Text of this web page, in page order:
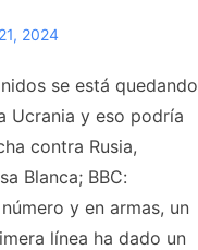
2024
se está quedando
Ucrania y eso podría
contra Rusia,
Blanca; BBC:
y en armas, un
línea ha dado un